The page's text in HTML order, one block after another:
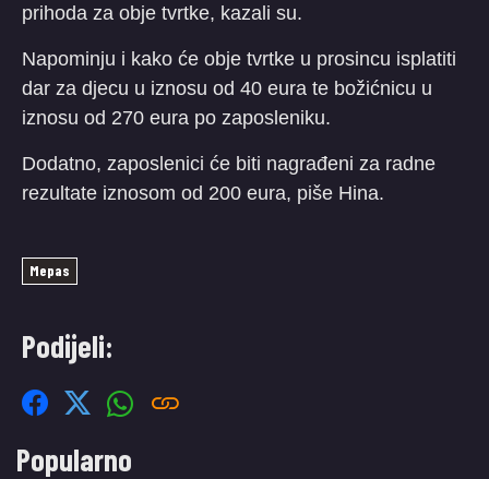
prihoda za obje tvrtke, kazali su.
Napominju i kako će obje tvrtke u prosincu isplatiti
dar za djecu u iznosu od 40 eura te božićnicu u
iznosu od 270 eura po zaposleniku.
Dodatno, zaposlenici će biti nagrađeni za radne
rezultate iznosom od 200 eura, piše Hina.
Mepas
Podijeli:
Popularno